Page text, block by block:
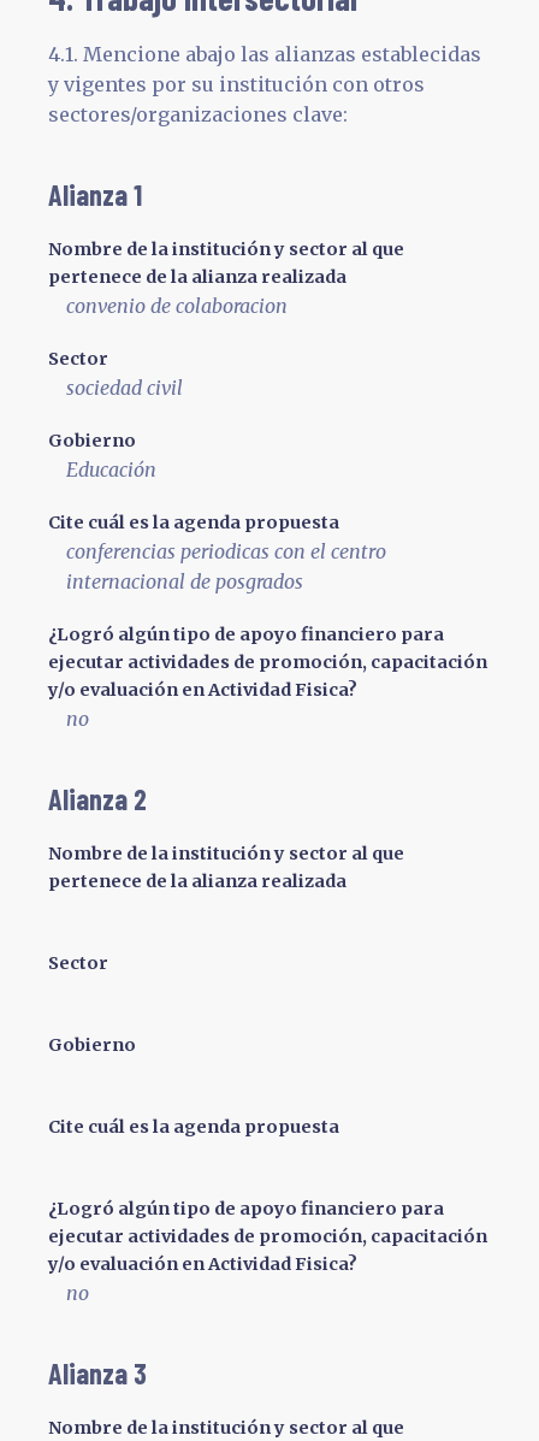
4.1. Mencione abajo las alianzas establecidas
y vigentes por su institución con otros
sectores/organizaciones clave:
Alianza 1
Nombre de la institución y sector al que
pertenece de la alianza realizada
convenio de colaboracion
Sector
sociedad civil
Gobierno
Educación
Cite cuál es la agenda propuesta
conferencias periodicas con el centro
internacional de posgrados
¿Logró algún tipo de apoyo financiero para
ejecutar actividades de promoción, capacitación
y/o evaluación en Actividad Fisica?
no
Alianza 2
Nombre de la institución y sector al que
pertenece de la alianza realizada
Sector
Gobierno
Cite cuál es la agenda propuesta
¿Logró algún tipo de apoyo financiero para
ejecutar actividades de promoción, capacitación
y/o evaluación en Actividad Fisica?
no
Alianza 3
Nombre de la institución y sector al que